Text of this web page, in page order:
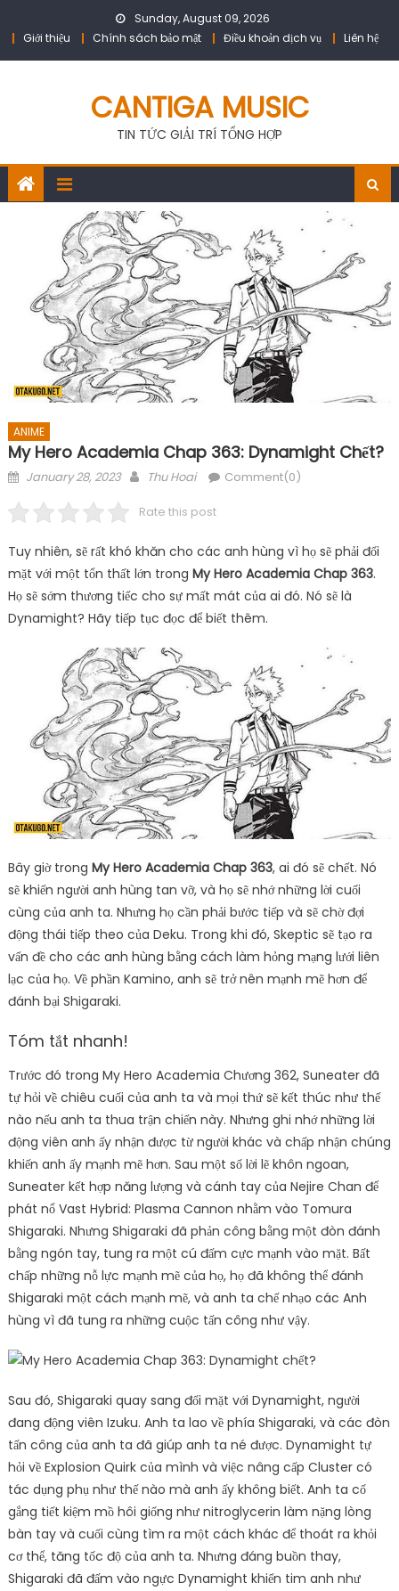
Sunday, August 09, 2026
Giới thiệu
Chính sách bảo mật Điều khoản dịch vụ Liên hệ
CANTIGA MUSIC
TIN TỨC GIẢI TRÍ TỔNG HỢP
ANIME
My Hero Academia Chap 363: Dynamight Chết?
Posted
January 28, 2023 Author
Thu Hoai Comment(0)
Rate this post
Tuy nhiên, sẽ rất khó khăn cho các anh hùng vì họ sẽ phải đối
mặt với một tổn thất lớn trong My Hero Academia Chap 363.
Họ sẽ sớm thương tiếc cho sự mất mát của ai đó. Nó sẽ là
Dynamight? Hãy tiếp tục đọc để biết thêm.
Bây giờ trong My Hero Academia Chap 363, ai đó sẽ chết. Nó
sẽ khiến người anh hùng tan vỡ, và họ sẽ nhớ những lời cuối
cùng của anh ta. Nhưng họ cần phải bước tiếp và sẽ chờ đợi
động thái tiếp theo của Deku. Trong khi đó, Skeptic sẽ tạo ra
vấn đề cho các anh hùng bằng cách làm hỏng mạng lưới liên
lạc của họ. Về phần Kamino, anh sẽ trở nên mạnh mẽ hơn để
đánh bại Shigaraki.
Tóm tắt nhanh!
Trước đó trong My Hero Academia Chương 362, Suneater đã
tự hỏi về chiêu cuối của anh ta và mọi thứ sẽ kết thúc như thế
nào nếu anh ta thua trận chiến này. Nhưng ghi nhớ những lời
động viên anh ấy nhận được từ người khác và chấp nhận chúng
khiến anh ấy mạnh mẽ hơn. Sau một số lời lẽ khôn ngoan,
Suneater kết hợp năng lượng và cánh tay của Nejire Chan để
phát nổ Vast Hybrid: Plasma Cannon nhằm vào Tomura
Shigaraki. Nhưng Shigaraki đã phản công bằng một đòn đánh
bằng ngón tay, tung ra một cú đấm cực mạnh vào mặt. Bất
chấp những nỗ lực mạnh mẽ của họ, họ đã không thể đánh
Shigaraki một cách mạnh mẽ, và anh ta chế nhạo các Anh
hùng vì đã tung ra những cuộc tấn công như vậy.
Sau đó, Shigaraki quay sang đối mặt với Dynamight, người
đang động viên Izuku. Anh ta lao về phía Shigaraki, và các đòn
tấn công của anh ta đã giúp anh ta né được. Dynamight tự
hỏi về Explosion Quirk của mình và việc nâng cấp Cluster có
tác dụng phụ như thế nào mà anh ấy không biết. Anh ta cố
gắng tiết kiệm mồ hôi giống như nitroglycerin làm nặng lòng
bàn tay và cuối cùng tìm ra một cách khác để thoát ra khỏi
cơ thể, tăng tốc độ của anh ta. Nhưng đáng buồn thay,
Shigaraki đã đấm vào ngực Dynamight khiến tim anh như